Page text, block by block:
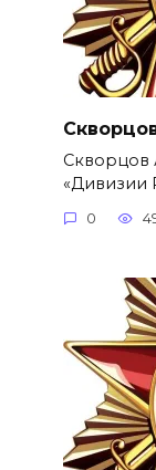
Скворцов
«Дивизии
0